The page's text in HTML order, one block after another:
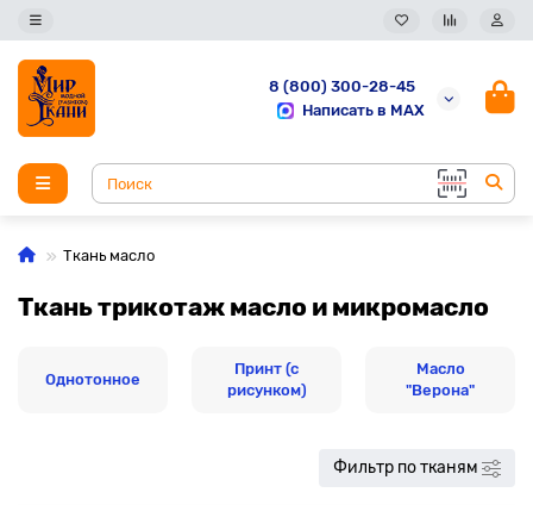
8 (800) 300-28-45
Написать в MAX
Ткань масло
Ткань трикотаж масло и микромасло
Однотонное
Принт (с
рисунком)
Масло
"Верона"
Фильтр по тканям